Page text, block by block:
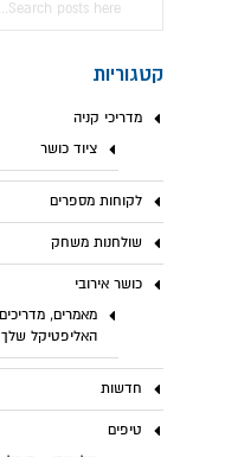
קטגוריות
מדריכי קניה
ציוד כושר
לקוחות מספרים
שולחנות משחק
כושר אירובי
מאמרים,
האליפטיקל שלך
חדשות
טיפים